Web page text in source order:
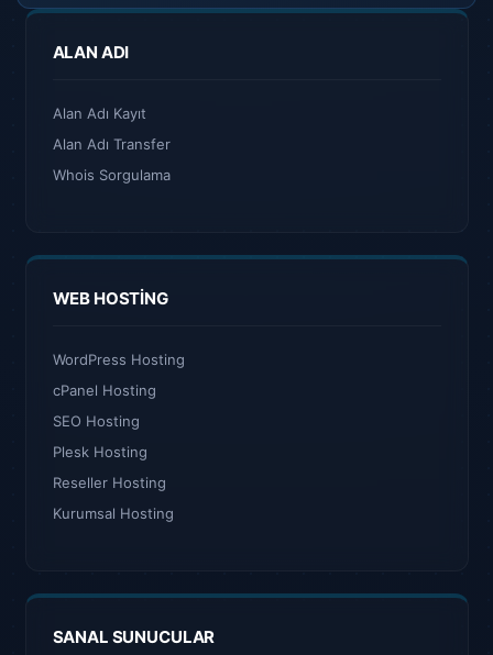
ALAN ADI
Alan Adı Kayıt
Alan Adı Transfer
Whois Sorgulama
WEB HOSTING
WordPress Hosting
cPanel Hosting
SEO Hosting
Plesk Hosting
Reseller Hosting
Kurumsal Hosting
SANAL SUNUCULAR